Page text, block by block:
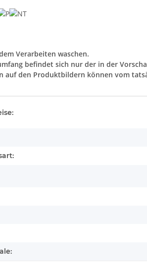
Verarbeiten waschen.
befindet sich nur der in der
auf den Produktbildern können vom